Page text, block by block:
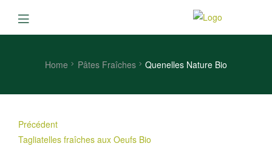
Home Pâtes Fraîches Quenelles Nature Bio
Précédent
Tagliatelles fraîches aux Oeufs Bio